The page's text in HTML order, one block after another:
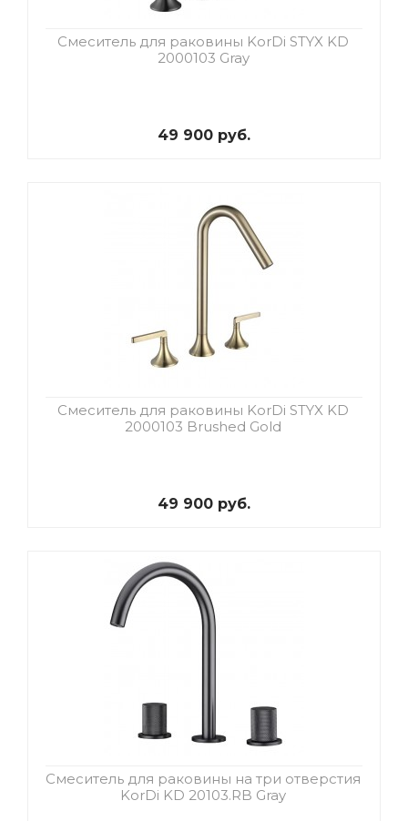
Смеситель для раковины KorDi STYX KD
2000103 Gray
49 900 руб.
Смеситель для раковины KorDi STYX KD
2000103 Brushed Gold
49 900 руб.
Смеситель для раковины на три отверстия
KorDi KD 20103.RB Gray